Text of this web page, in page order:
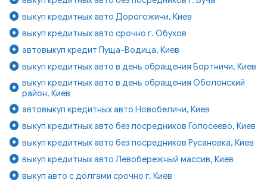
выкуп кредитных авто Дорогожичи, Киев
выкуп кредитных авто срочно г. Обухов
автовыкуп кредит Пуща-Водица, Киев
выкуп кредитных авто в день обращения Бортничи, Киев
выкуп кредитных авто в день обращения Оболонский
район, Киев
автовыкуп кредитных авто Новобеличи, Киев
выкуп кредитных авто без посредников Голосеево, Киев
выкуп кредитных авто без посредников Русановка, Киев
выкуп кредитных авто Левобережный массив, Киев
выкуп авто с долгами срочно г. Киев